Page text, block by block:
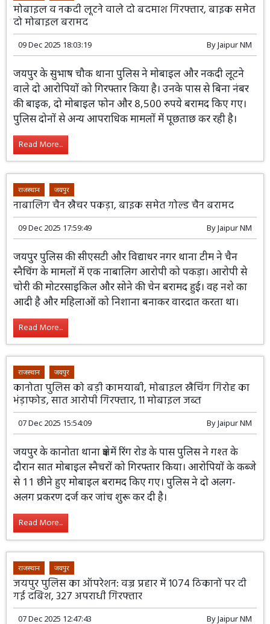
राजस्थान जयपुर
मोबाइल व नकदी लूटने वाले दो बदमाश गिरफ्तार, बाइक समेत
दो मोबाइल बरामद
09 Dec 2025 18:03:19 ByJaipur NM
जयपुर के सुभाष चौक थाना पुलिस ने मोबाइल और नकदी लूटने
वाले दो आरोपियों को गिरफ्तार किया है। उनके पास से बिना नंबर
की बाइक, दो मोबाइल फोन और 8,500 रुपये बरामद किए गए।
पुलिस दोनों से अन्य आपराधिक मामलों में पूछताछ कर रही है।
Read More...
राजस्थान जयपुर
नाबालिग चैन स्नैचर पकड़ा, बाइक समेत गोल्ड चैन बरामद
09 Dec 2025 17:59:49 ByJaipur NM
जयपुर पुलिस की सीएसटी और विद्याधर नगर थाना टीम ने चैन
स्नैचिंग के मामलों में एक नाबालिग आरोपी को पकड़ा। आरोपी से
चोरी की मोटरसाइकिल और सोने की चेन बरामद हुई। वह नशे का
आदी है और महिलाओं को निशाना बनाकर वारदात करता था।
Read More...
राजस्थान जयपुर
कानोता पुलिस को बड़ी कामयाबी, मोबाइल स्नैचिंग गिरोह का
भंड़ाफोड, सात आरोपी गिरफ्तार, 11 मोबाइल जब्त
जयपुर के कानोता थाना क्षेत्र में रिंग रोड के पास पुलिस ने गश्त के
दौरान सात मोबाइल स्नैचरों को गिरफ्तार किया। आरोपियों के कब्जे
से 11 छीने हुए मोबाइल बरामद किए गए। पुलिस ने दो अलग-
अलग प्रकरण दर्ज कर जांच शुरू कर दी है।
Read More...
राजस्थान जयपुर
जयपुर पुलिस का ऑपरेशन: वज्र प्रहार में 1074 ठिकानों पर दी
गई दबिश, 327 अपराधी गिरफ्तार